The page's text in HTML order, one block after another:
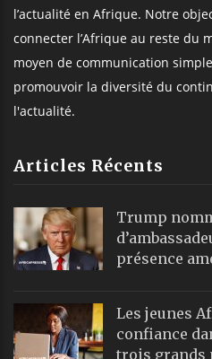
l’actualité en Afrique. Notre
connecter l’Afrique au reste du
moyen de communication
promouvoir la diversité du
l'actualité.
Articles Récents
Trump
présence
Les jeunes
confiance
trois grands